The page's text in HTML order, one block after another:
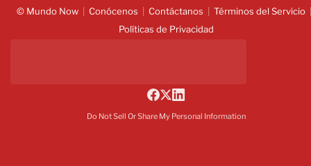
© Mundo Now Conócenos Contáctanos
Términos del Servicio
Políticas de Privacidad
Do Not Sell Or Share My Personal Information